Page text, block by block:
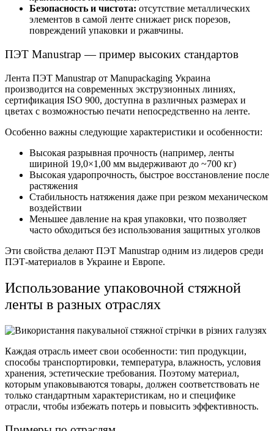
Безопасность и чистота: отсутствие металлических
элементов в самой ленте снижает риск порезов,
повреждений упаковки и ржавчины.
ПЭТ Manustrap — пример высоких стандартов
Лента ПЭТ Manustrap от Manupackaging Украина
производится на современных экструзионных линиях,
сертификация ISO 900, доступна в различных размерах и
цветах с возможностью печати непосредственно на ленте.
Особенно важны следующие характеристики и особенности:
Высокая разрывная прочность (например, ленты
шириной 19,0×1,00 мм выдерживают до ~700 кг)
Высокая ударопрочность, быстрое восстановление после
растяжения
Стабильность натяжения даже при резком механическом
воздействии
Меньшее давление на края упаковки, что позволяет
часто обходиться без использования защитных уголков
Эти свойства делают ПЭТ Manustrap одним из лидеров среди
ПЭТ-материалов в Украине и Европе.
Использование упаковочной стяжной
ленты в разных отраслях
Каждая отрасль имеет свои особенности: тип продукции,
способы транспортировки, температура, влажность, условия
хранения, эстетические требования. Поэтому материал,
которым упаковываются товары, должен соответствовать не
только стандартным характеристикам, но и специфике
отрасли, чтобы избежать потерь и повысить эффективность.